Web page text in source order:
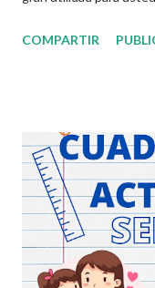
proceso muy
donde se pretende
quieren mirar, para
sus alumnos.
archivos ya que
de estas planeaciones
los compartimos con
COMPARTIR